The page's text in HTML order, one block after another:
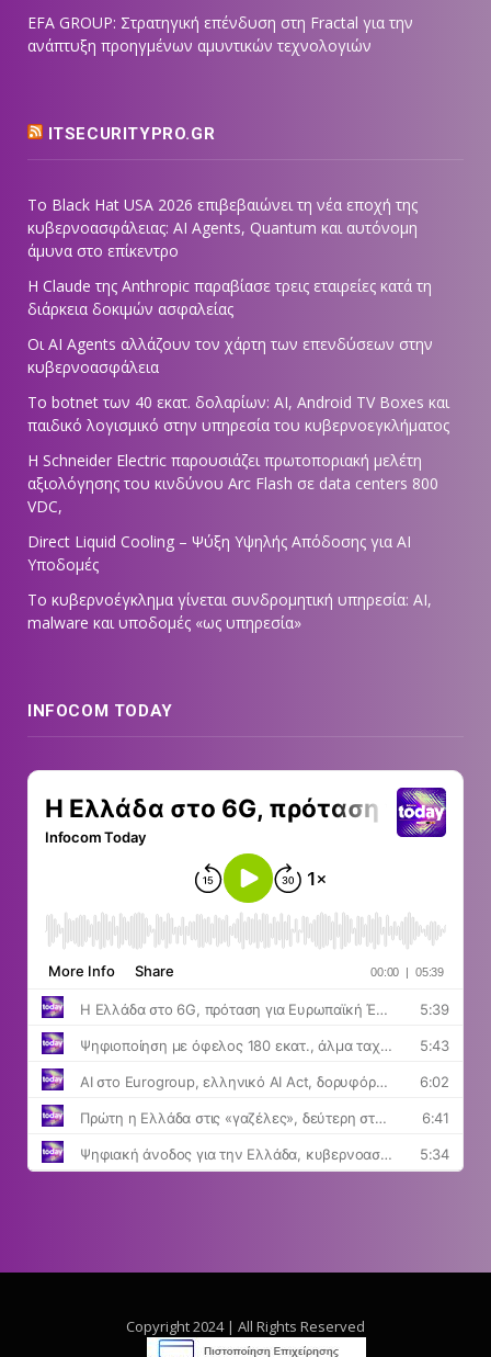
EFA GROUP: Στρατηγική επένδυση στη Fractal για την
ανάπτυξη προηγμένων αμυντικών τεχνολογιών
ITSECURITYPRO.GR
Το Black Hat USA 2026 επιβεβαιώνει τη νέα εποχή της
κυβερνοασφάλειας: AI Agents, Quantum και αυτόνομη
άμυνα στο επίκεντρο
Η Claude της Anthropic παραβίασε τρεις εταιρείες κατά τη
διάρκεια δοκιμών ασφαλείας
Οι AI Agents αλλάζουν τον χάρτη των επενδύσεων στην
κυβερνοασφάλεια
Το botnet των 40 εκατ. δολαρίων: AI, Android TV Boxes και
παιδικό λογισμικό στην υπηρεσία του κυβερνοεγκλήματος
Η Schneider Electric παρουσιάζει πρωτοποριακή μελέτη
αξιολόγησης του κινδύνου Arc Flash σε data centers 800
VDC,
Direct Liquid Cooling – Ψύξη Υψηλής Απόδοσης για AI
Υποδομές
Το κυβερνοέγκλημα γίνεται συνδρομητική υπηρεσία: AI,
malware και υποδομές «ως υπηρεσία»
INFOCOM TODAY
Copyright 2024 | All Rights Reserved